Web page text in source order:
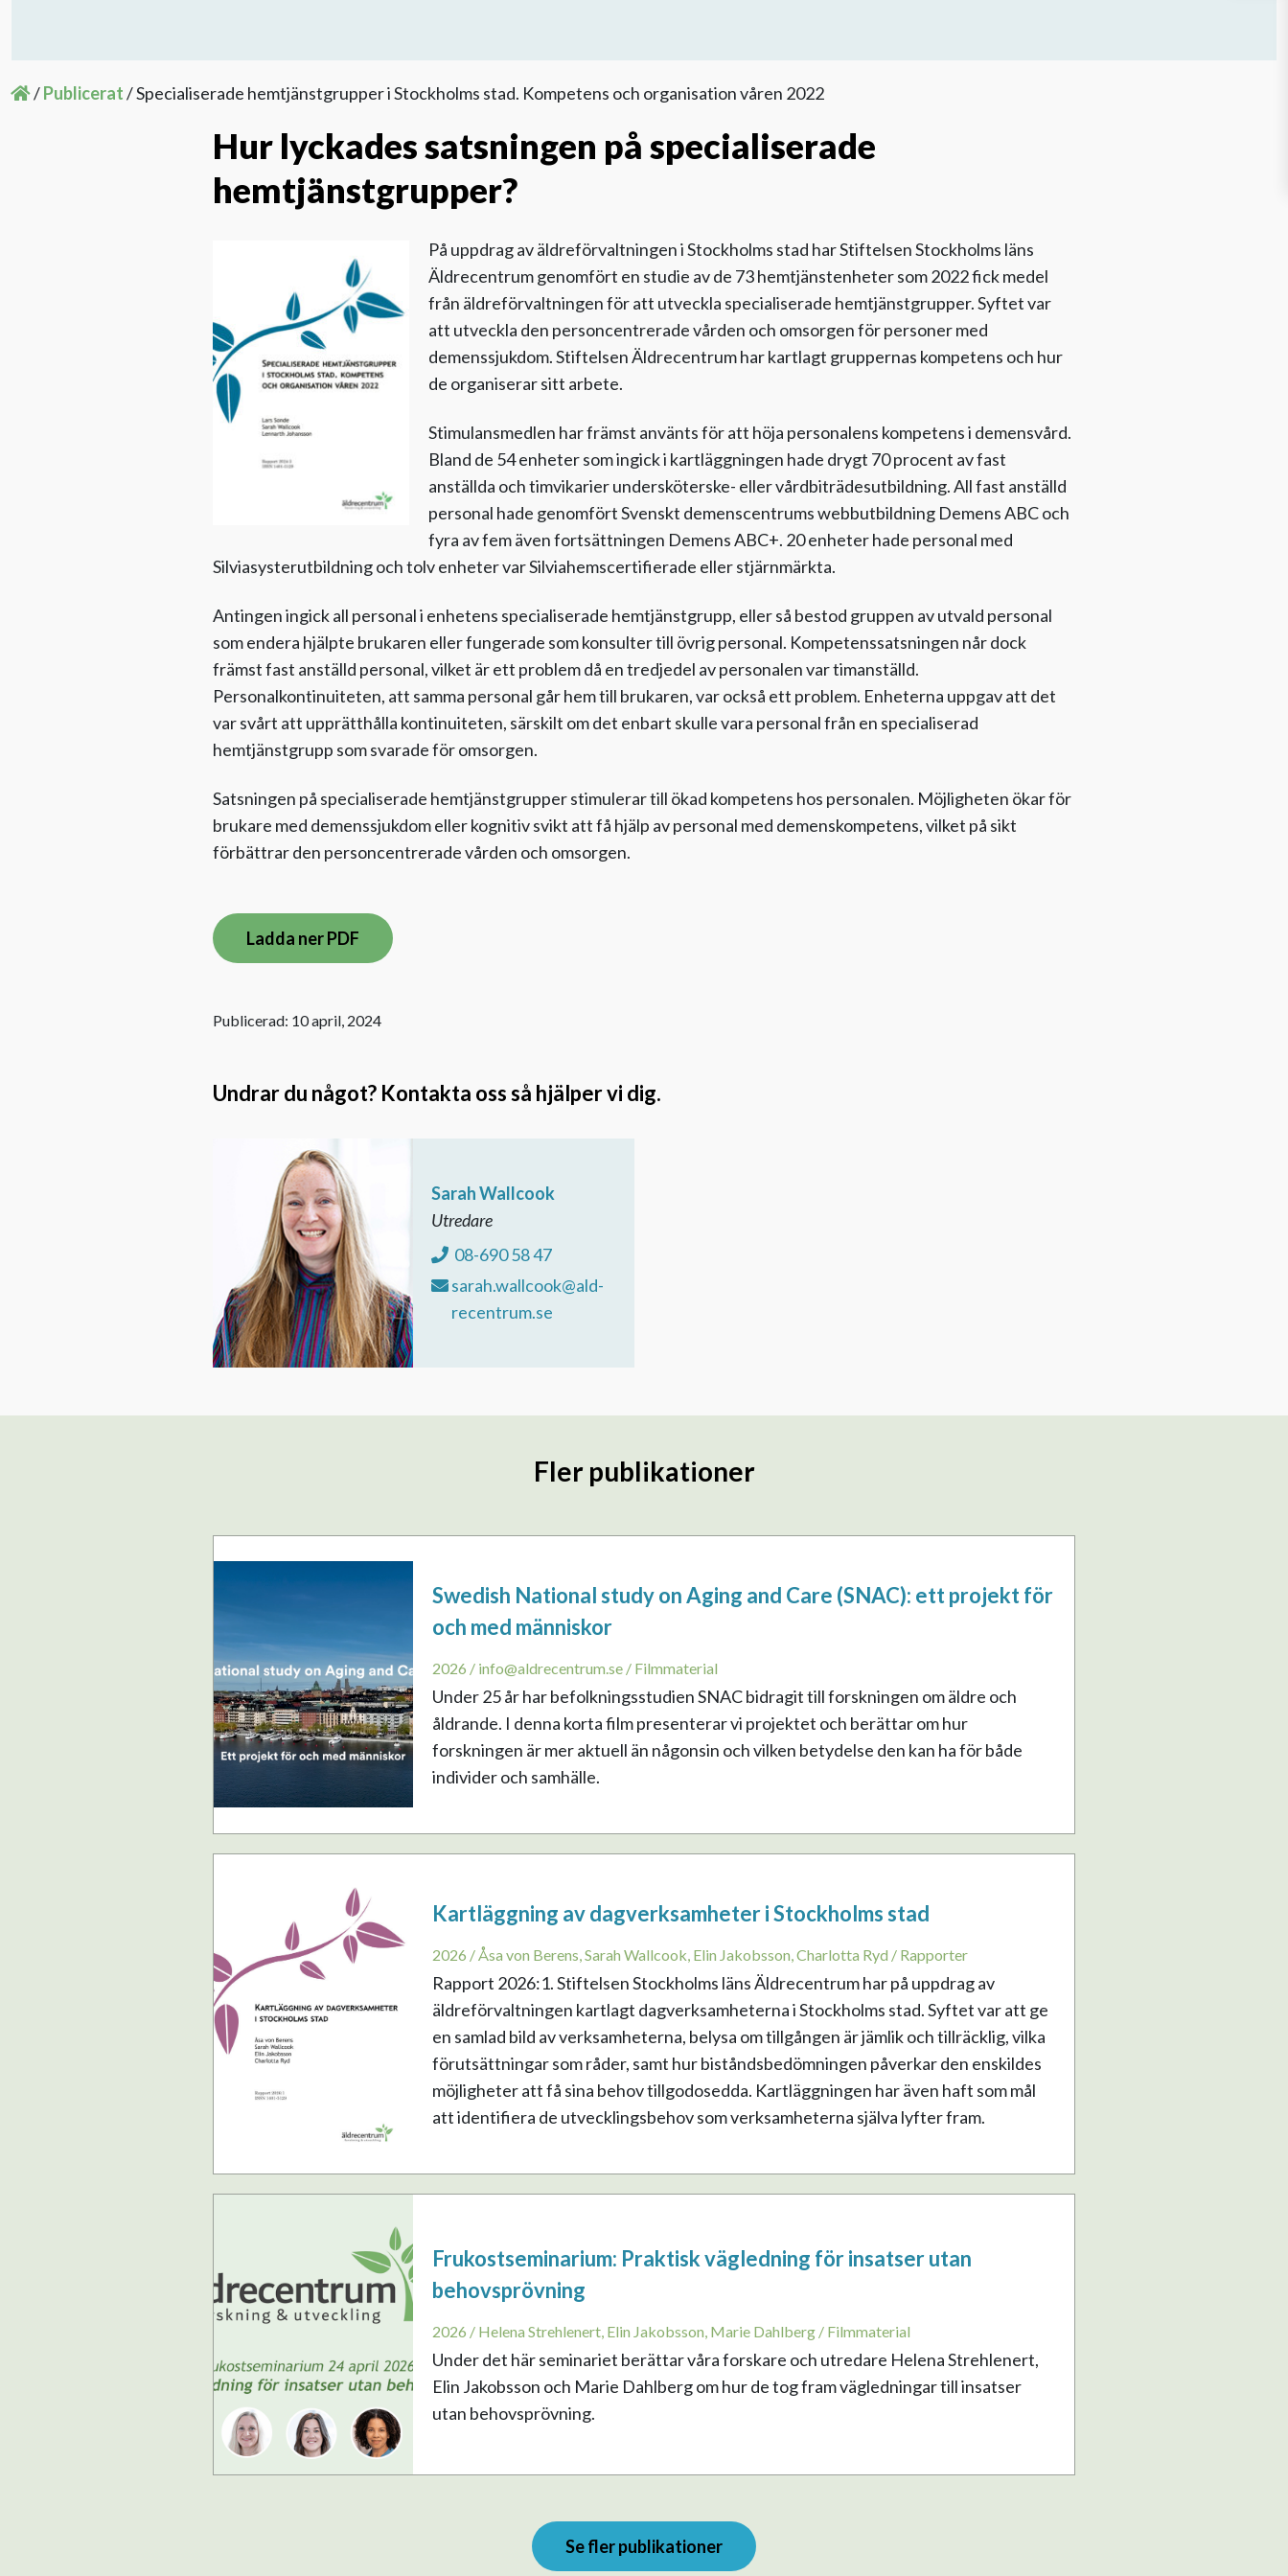
/Publicerat/Specialiserade hemtjänstgrupper i Stockholms stad. Kompetens och organisation våren 2022
Hur lyckades satsningen på specialiserade
hemtjänstgrupper?
På uppdrag av äldreförvaltningen i Stockholms stad har Stiftelsen Stockholms läns
Äldrecentrum genomfört en studie av de 73 hemtjänstenheter som 2022 fick medel
från äldreförvaltningen för att utveckla specialiserade hemtjänstgrupper. Syftet var
att utveckla den personcentrerade vården och omsorgen för personer med
demenssjukdom. Stiftelsen Äldrecentrum har kartlagt gruppernas kompetens och hur
de organiserar sitt arbete.
Stimulansmedlen har främst använts för att höja personalens kompetens i demensvård.
Bland de 54 enheter som ingick i kartläggningen hade drygt 70 procent av fast
anställda och timvikarier undersköterske- eller vårdbiträdesutbildning. All fast anställd
personal hade genomfört Svenskt demenscentrums webbutbildning Demens ABC och
fyra av fem även fortsättningen Demens ABC+. 20 enheter hade personal med
Silviasyster­utbildning och tolv enheter var Silviahemscertifierade eller stjärnmärkta.
Antingen ingick all personal i enhetens specialiserade hemtjänstgrupp, eller så bestod gruppen av utvald personal
som endera hjälpte brukaren eller fungerade som konsulter till övrig personal. Kompetenssatsningen når dock
främst fast anställd personal, vilket är ett problem då en tredjedel av personalen var timanställd.
Personalkontinuiteten, att samma personal går hem till brukaren, var också ett problem. Enheterna uppgav att det
var svårt att upprätthålla kontinuiteten, särskilt om det enbart skulle vara personal från en specialiserad
hemtjänstgrupp som svarade för omsorgen.
Satsningen på specialiserade hemtjänstgrupper stimulerar till ökad kompetens hos personalen. Möjligheten ökar för
brukare med demenssjukdom eller kognitiv svikt att få hjälp av personal med demenskompetens, vilket på sikt
förbättrar den personcentrerade vården och omsorgen.
Ladda ner PDF
Publicerad: 10 april, 2024
Undrar du något? Kontakta oss så hjälper vi dig.
Sarah Wallcook
Utredare
08-690 58 47
sarah.wallcook@ald-
recentrum.se
Fler publikationer
Swedish National study on Aging and Care (SNAC): ett projekt för
och med människor
2026 / info@aldrecentrum.se / Filmmaterial
Under 25 år har befolkningsstudien SNAC bidragit till forskningen om äldre och
åldrande. I denna korta film presenterar vi projektet och berättar om hur
forskningen är mer aktuell än någonsin och vilken betydelse den kan ha för både
individer och samhälle.
Kartläggning av dagverksamheter i Stockholms stad
2026 / Åsa von Berens, Sarah Wallcook, Elin Jakobsson, Charlotta Ryd / Rapporter
Rapport 2026:1. Stiftelsen Stockholms läns Äldrecentrum har på uppdrag av
äldreförvaltningen kartlagt dagverksamheterna i Stockholms stad. Syftet var att ge
en samlad bild av verksamheterna, belysa om tillgången är jämlik och tillräcklig, vilka
förutsättningar som råder, samt hur biståndsbedömningen påverkar den enskildes
möjligheter att få sina behov tillgodosedda. Kartläggningen har även haft som mål
att identifiera de utvecklingsbehov som verksamheterna själva lyfter fram.
Frukostseminarium: Praktisk vägledning för insatser utan
behovsprövning
2026 / Helena Strehlenert, Elin Jakobsson, Marie Dahlberg / Filmmaterial
Under det här seminariet berättar våra forskare och utredare Helena Strehlenert,
Elin Jakobsson och Marie Dahlberg om hur de tog fram vägledningar till insatser
utan behovsprövning.
Se fler publikationer